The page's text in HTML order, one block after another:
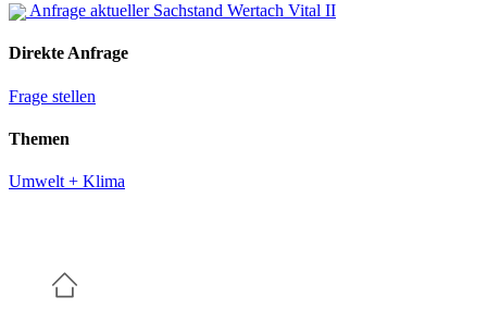
Anfrage aktueller Sachstand Wertach Vital II
Direkte Anfrage
Frage stellen
Themen
Umwelt + Klima